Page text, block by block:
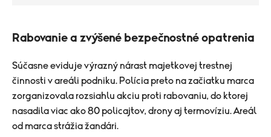
Rabovanie a zvýšené bezpečnostné opatrenia
Súčasne eviduje výrazný nárast majetkovej trestnej
činnosti v areáli podniku. Polícia preto na začiatku marca
zorganizovala rozsiahlu akciu proti rabovaniu, do ktorej
nasadila viac ako 80 policajtov, drony aj termovíziu. Areál
od marca strážia žandári.